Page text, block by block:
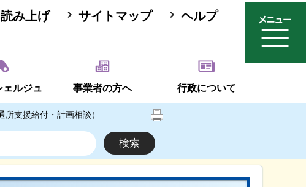
読み上げ サイトマップ ヘルプ
ェルジュ 事業者の方へ 行政について
支援給付・計画相談）